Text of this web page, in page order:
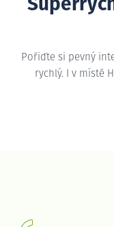
Pořiďte si pevný
rychlý. I v místě